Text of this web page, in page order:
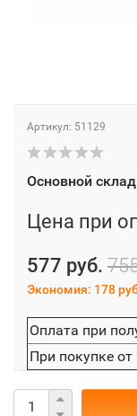
Артикул: 51129
Основной
Цена при
577 руб.
Экономия: 178
Оплата при
При покупке от